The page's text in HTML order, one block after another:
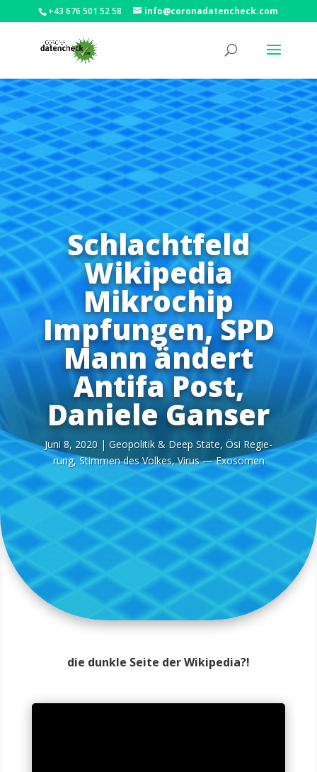
+43 676 501 52 58 info@coronadatencheck.com
Schlachtfeld
Wikipedia
Mikrochip
Impfungen, SPD
Mann ändert
Antifa Post,
Daniele Ganser
Juni 8, 2020 | Geo­po­li­tik & Deep Sta­te, Ösi Regie­
rung,Stim­men des Vol­kes,Virus — Exosomen
die dunkle Seite der Wikipedia?!